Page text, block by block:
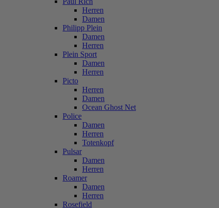
Herren
Damen
Philipp Plein
Damen
Herren
Plein Sport
Damen
Herren
Picto
Herren
Damen
Ocean Ghost Net
Police
Damen
Herren
Totenkopf
Pulsar
Damen
Herren
Roamer
Damen
Herren
Rosefield